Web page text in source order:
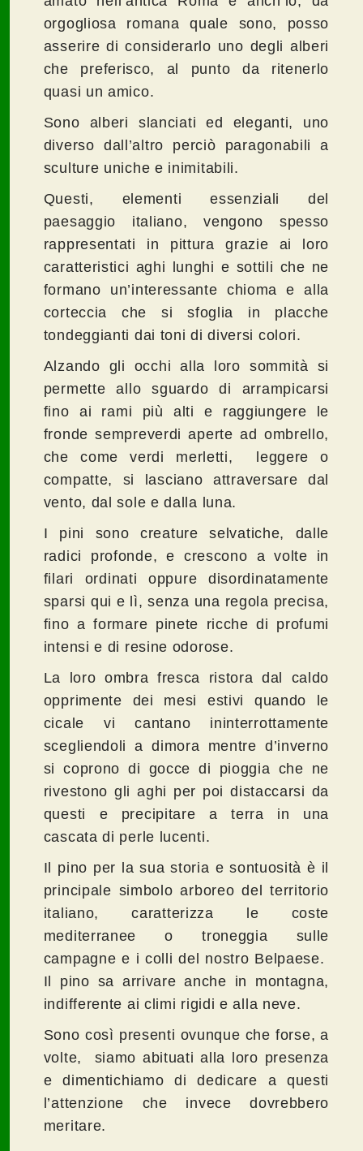
orgogliosa romana quale sono, posso
asserire di considerarlo uno degli alberi
che preferisco, al punto da ritenerlo
quasi un amico.
Sono alberi slanciati ed eleganti, uno
diverso dall’altro perciò paragonabili a
sculture uniche e inimitabili.
Questi, elementi essenziali del
paesaggio italiano, vengono spesso
rappresentati in pittura grazie ai loro
caratteristici aghi lunghi e sottili che ne
formano un’interessante chioma e alla
corteccia che si sfoglia in placche
tondeggianti dai toni di diversi colori.
Alzando gli occhi alla loro sommità si
permette allo sguardo di arrampicarsi
fino ai rami più alti e raggiungere le
fronde sempreverdi aperte ad ombrello,
che come verdi merletti, leggere o
compatte, si lasciano attraversare dal
vento, dal sole e dalla luna.
I pini sono creature selvatiche, dalle
radici profonde, e crescono a volte in
filari ordinati oppure disordinatamente
sparsi qui e lì, senza una regola precisa,
fino a formare pinete ricche di profumi
intensi e di resine odorose.
La loro ombra fresca ristora dal caldo
opprimente dei mesi estivi quando le
cicale vi cantano ininterrottamente
scegliendoli a dimora mentre d’inverno
si coprono di gocce di pioggia che ne
rivestono gli aghi per poi distaccarsi da
questi e precipitare a terra in una
cascata di perle lucenti.
Il pino per la sua storia e sontuosità è il
principale simbolo arboreo del territorio
italiano, caratterizza le coste
mediterranee o troneggia sulle
campagne e i colli del nostro Belpaese.
Il pino sa arrivare anche in montagna,
indifferente ai climi rigidi e alla neve.
Sono così presenti ovunque che forse, a
volte, siamo abituati alla loro presenza
e dimentichiamo di dedicare a questi
l’attenzione che invece dovrebbero
meritare.